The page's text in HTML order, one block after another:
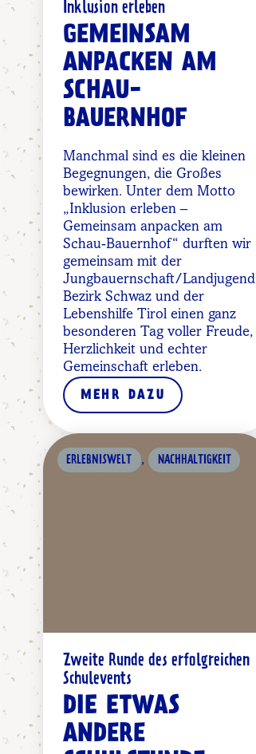
Inklusion erleben
GEMEINSAM
ANPACKEN AM
SCHAU-
BAUERNHOF
Manchmal sind es die kleinen
Begegnungen, die Großes
bewirken. Unter dem Motto
„Inklusion erleben –
Gemeinsam anpacken am
Schau-Bauernhof“ durften wir
gemeinsam mit der
Jungbauernschaft/Landjugend
Bezirk Schwaz und der
Lebenshilfe Tirol einen ganz
besonderen Tag voller Freude,
Herzlichkeit und echter
Gemeinschaft erleben.
MEHR DAZU
ERLEBNISWELT , NACHHALTIGKEIT
Zweite Runde des erfolgreichen
Schulevents
DIE ETWAS
ANDERE